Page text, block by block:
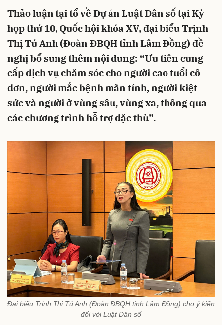
Thảo luận tại tổ về Dự án Luật Dân số tại Kỳ
họp thứ 10, Quốc hội khóa XV, đại biểu Trịnh
Thị Tú Anh (Đoàn ĐBQH tỉnh Lâm Đồng) đề
nghị bổ sung thêm nội dung: “Ưu tiên cung
cấp dịch vụ chăm sóc cho người cao tuổi cô
đơn, người mắc bệnh mãn tính, người kiệt
sức và người ở vùng sâu, vùng xa, thông qua
các chương trình hỗ trợ đặc thù”.
Đại biểu Trịnh Thị Tú Anh (Đoàn ĐBQH tỉnh Lâm Đồng) cho ý kiến
đối với Luật Dân số